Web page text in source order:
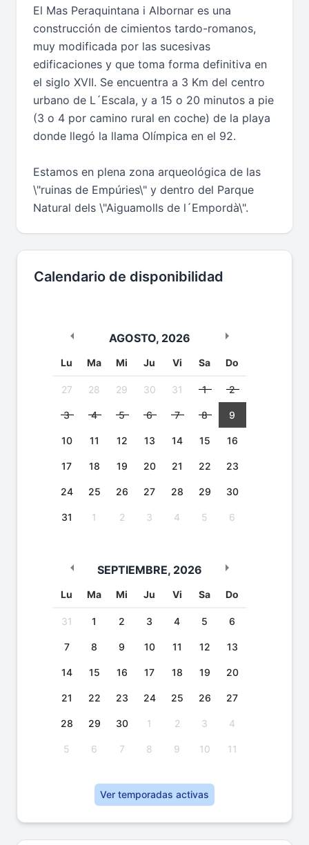
El Mas Peraquintana i Albornar es una
construcción de cimientos tardo-romanos,
muy modificada por las sucesivas
edificaciones y que toma forma definitiva en
el siglo XVII. Se encuentra a 3 Km del centro
urbano de L´Escala, y a 15 o 20 minutos a pie
(3 o 4 por camino rural en coche) de la playa
donde llegó la llama Olímpica en el 92.
Estamos en plena zona arqueológica de las
\"ruinas de Empúries\" y dentro del Parque
Natural dels \"Aiguamolls de l´Empordà\".
Calendario de disponibilidad
AGOSTO, 2026
Lu Ma Mi Ju Vi Sa Do
27 28 29 30 31 1 2
3 4 5 6 7 8 9
10 11 12 13 14 15 16
17 18 19 20 21 22 23
24 25 26 27 28 29 30
31 1 2 3 4 5 6
SEPTIEMBRE, 2026
Lu Ma Mi Ju Vi Sa Do
31 1 2 3 4 5 6
7 8 9 10 11 12 13
14 15 16 17 18 19 20
21 22 23 24 25 26 27
28 29 30 1 2 3 4
5 6 7 8 9 10 11
Ver temporadas activas